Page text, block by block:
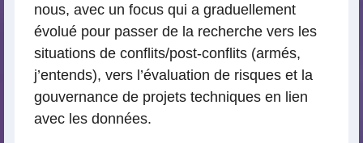
nous, avec un focus qui a graduellement
évolué pour passer de la recherche vers les
situations de conflits/post-conflits (armés,
j’entends), vers l’évaluation de risques et la
gouvernance de projets techniques en lien
avec les données.